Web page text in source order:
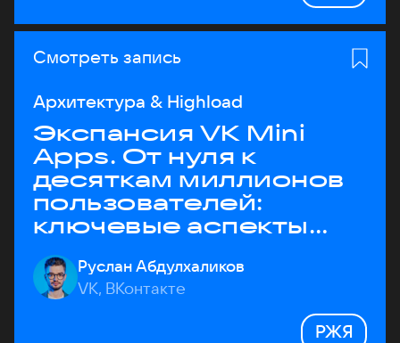
Смотреть запись
Архитектура & Highload
Экспансия VK Mini
Apps. От нуля к
десяткам миллионов
пользователей:
ключевые аспекты
архитектуры
Руслан Абдулхаликов
VK, ВКонтакте
РЖЯ